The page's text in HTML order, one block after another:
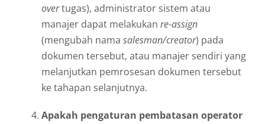
overtugas), administrator sistem atau
manajer dapat melakukan re-assign
(mengubah nama salesman/creator) pada
dokumen tersebut, atau manajer sendiri yang
melanjutkan pemrosesan dokumen tersebut
ke tahapan selanjutnya.
Apakah pengaturan pembatasan operator